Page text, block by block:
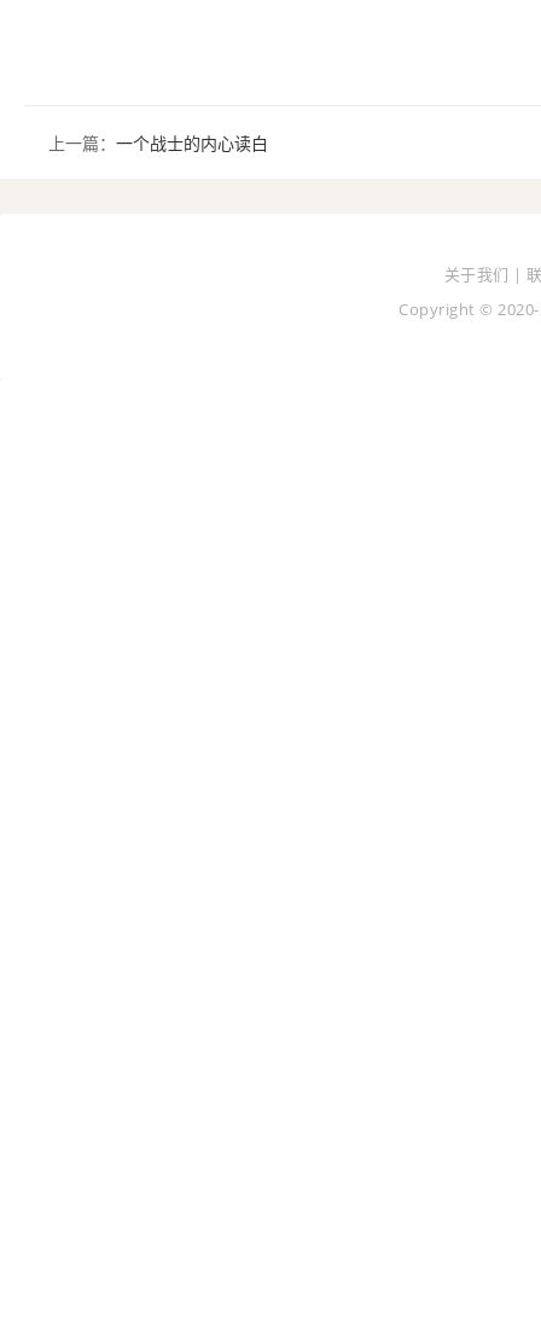
上一篇： 一个战士的内心读白
关于我们 |
Copyright © 2020-